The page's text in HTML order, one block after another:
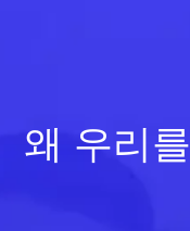
왜 우리